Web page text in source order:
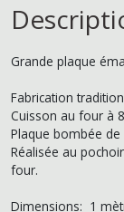
Grande plaque
Fabrication
Cuisson au four à
Plaque bombée
Réalisée au
four.
Dimensions: 1